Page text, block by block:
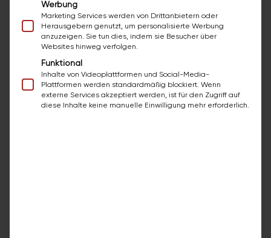
copyrights Repair and cleaning of sanitary
surfaces by means of remailing, i.e. coating
with self-hardening 2-component
synthetic resin compounds Trade, with the
exception of regulated trade Assembling
and mounting of movable objects, with
the exception of furniture and statically
significant constructions, from ready-made
Werbung
Marketing Services werden von Drittanbietern oder
Herausgebern genutzt, um personalisierte Werbung
anzuzeigen. Sie tun dies, indem sie Besucher über
Websites hinweg verfolgen.
Funktional
Inhalte von Videoplattformen und Social-Media-
Plattformen werden standardmäßig blockiert. Wenn
externe Services akzeptiert werden, ist für den Zugriff auf
diese Inhalte keine manuelle Einwilligung mehr erforderlich.